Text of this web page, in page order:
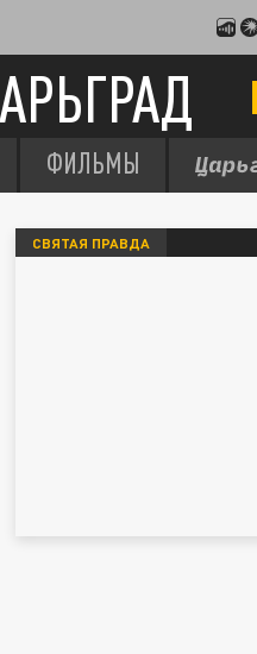
ФИЛЬМЫ
СВЯТАЯ ПРАВДА